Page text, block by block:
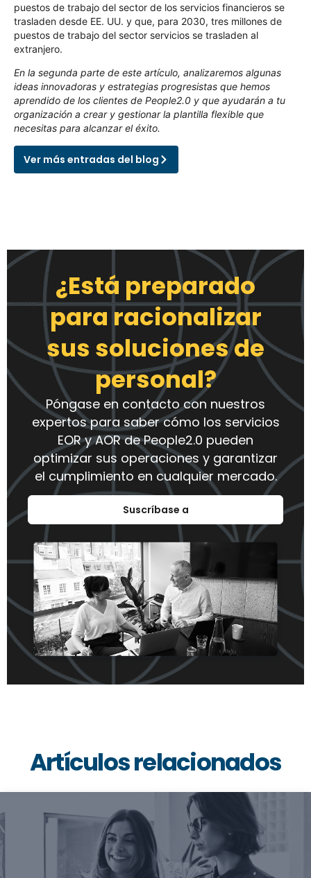
puestos de trabajo del sector de los servicios financieros se
trasladen desde EE. UU. y que, para 2030, tres millones de
puestos de trabajo del sector servicios se trasladen al
extranjero.
En la segunda parte de este artículo, analizaremos algunas
ideas innovadoras y estrategias progresistas que hemos
aprendido de los clientes de People2.0 y que ayudarán a tu
organización a crear y gestionar la plantilla flexible que
necesitas para alcanzar el éxito.
Ver más entradas del blog
¿Está preparado
para racionalizar
sus soluciones de
personal?
Póngase en contacto con nuestros
expertos para saber cómo los servicios
EOR y AOR de People2.0 pueden
optimizar sus operaciones y garantizar
el cumplimiento en cualquier mercado.
Suscríbase a
Artículos relacionados